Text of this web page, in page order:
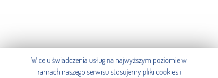
W celu świadczenia usług na najwyższym poziomie w
ramach naszego serwisu stosujemy pliki cookies i